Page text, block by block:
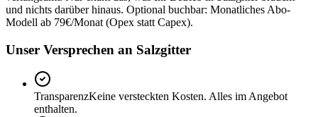
und nichts darüber hinaus. Optional buchbar: Monatliches Abo-
Modell ab 79€/Monat (Opex statt Capex).
Unser Versprechen an Salzgitter
TransparenzKeine versteckten Kosten. Alles im Angebot
enthalten.